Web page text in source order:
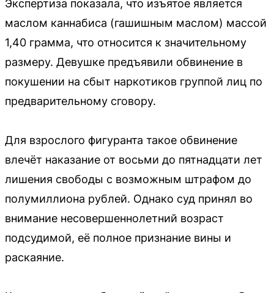
Экспертиза показала, что изъятое является
маслом каннабиса (гашишным маслом) массой
1,40 грамма, что относится к значительному
размеру. Девушке предъявили обвинение в
покушении на сбыт наркотиков группой лиц по
предварительному сговору.
Для взрослого фигуранта такое обвинение
влечёт наказание от восьми до пятнадцати лет
лишения свободы с возможным штрафом до
полумиллиона рублей. Однако суд принял во
внимание несовершеннолетний возраст
подсудимой, её полное признание вины и
раскаяние.